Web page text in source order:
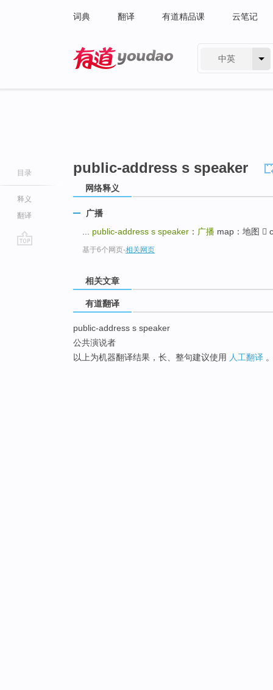
词典 翻译 有道精品课 云笔记
中英
目录
释义
翻译
public-address s speaker
网络释义
广播
public-address s speaker ： 广播 map：地图 
基于6个网页-相关网页
相关文章
有道翻译
public-address s speaker
公共演说者
以上为机器翻译结果，长、整句建议使用 人工翻译